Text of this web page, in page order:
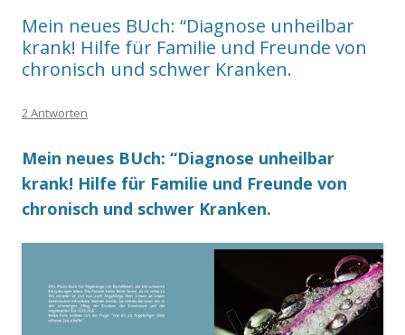
Mein neues BUch: “Diagnose unheilbar
krank! Hilfe für Familie und Freunde von
chronisch und schwer Kranken.
2 Antworten
Mein neues BUch: “Diagnose unheilbar
krank! Hilfe für Familie und Freunde von
chronisch und schwer Kranken.